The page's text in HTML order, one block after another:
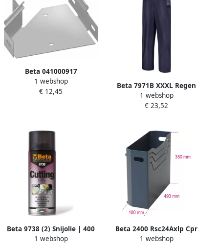
Beta 041000917
Ladegeleiders C41H Trolley
(set van 2 stuks) 041000917
1 webshop
€ 12,45
Beta 7971B XXXL Regen
Overbroek | Waterdicht
079710206
1 webshop
€ 23,52
Beta 9738 (2) Snijolie | 400
ml 097381040
1 webshop
Beta 2400 Rsc24Axlp Cpr
Afvalcontainer 024004993
1 webshop